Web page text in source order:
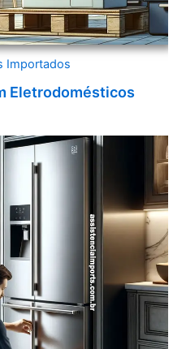
Importados
Eletrodomésticos